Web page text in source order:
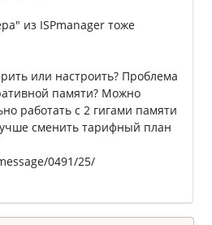
из ISPmanager тоже
или настроить? Проблема
памяти? Можно
работать с 2 гигами памяти
сменить тарифный план
0491/25/